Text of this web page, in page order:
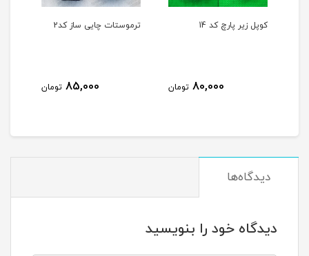
ترموستات چایی ساز کد2 ترموستات چایی ساز
دیدگاه‌ها
دیدگاه خود را بنویسید